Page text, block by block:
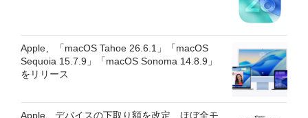
Apple、「macOS Tahoe 26.6.1」「macOS
Sequoia 15.7.9」「macOS Sonoma 14.8.9」
をリリース
Apple、デバイスの下取り額を改定 ほぼ全モ